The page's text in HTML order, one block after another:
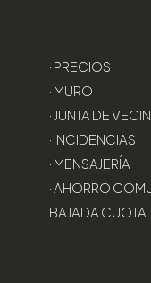
· PRECIOS
· MURO
· JUNTA DE
· INCIDENCIAS
· MENSAJERÍA
· AHORRO
BAJADA CUOTA